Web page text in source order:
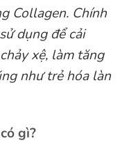
Collagen. Chính
dụng để cải
xệ, làm tăng
như trẻ hóa làn
gì?